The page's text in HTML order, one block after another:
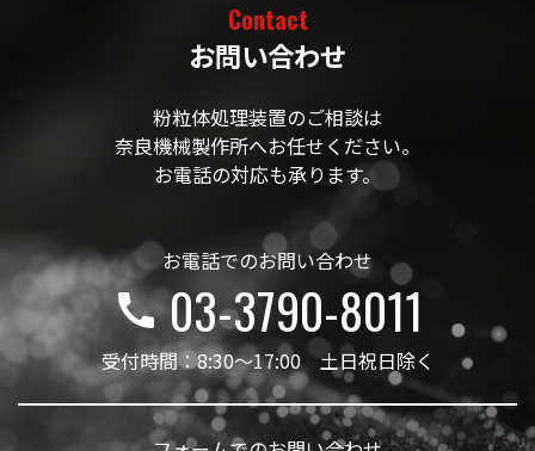
Contact
お問い合わせ
粉粒体処理装置のご相談は
奈良機械製作所へお任せください。
お電話の対応も承ります。
お電話でのお問い合わせ
call 03-3790-8011
受付時間：8:30～17:00 土日祝日除く